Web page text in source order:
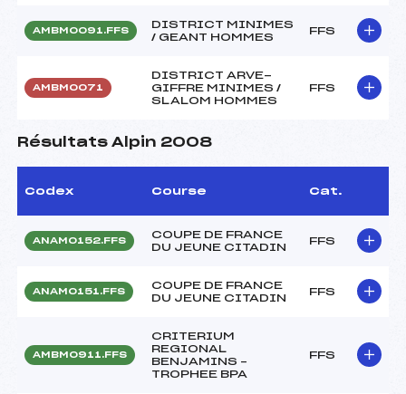
AMBM0091.FFS
DISTRICT MINIMES
/ GEANT HOMMES
FFS
AMBM0071
DISTRICT ARVE-
GIFFRE MINIMES /
SLALOM HOMMES
FFS
Résultats Alpin 2008
Codex Course Cat.
ANAM0152.FFS
COUPE DE FRANCE
DU JEUNE CITADIN
FFS
ANAM0151.FFS
COUPE DE FRANCE
DU JEUNE CITADIN
FFS
AMBM0911.FFS
CRITERIUM
REGIONAL
BENJAMINS –
TROPHEE BPA
FFS